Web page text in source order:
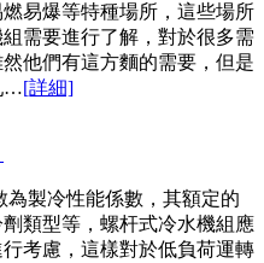
易爆等特種場所，這些場所
需要進行了解，對於很多需
他們有這方麵的需要，但是
…[詳細]
製冷性能係數，其額定的
類型等，螺杆式冷水機組應
考慮，這樣對於低負荷運轉